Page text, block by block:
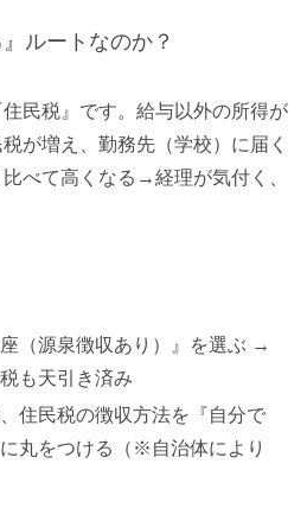
ルートなのか？
民税』です。給与以外の所得が
が増え、勤務先（学校）に届く
べて高くなる→経理が気付く、
（源泉徴収あり）』を選ぶ →
も天引き済み
住民税の徴収方法を『自分で
丸をつける（※自治体により